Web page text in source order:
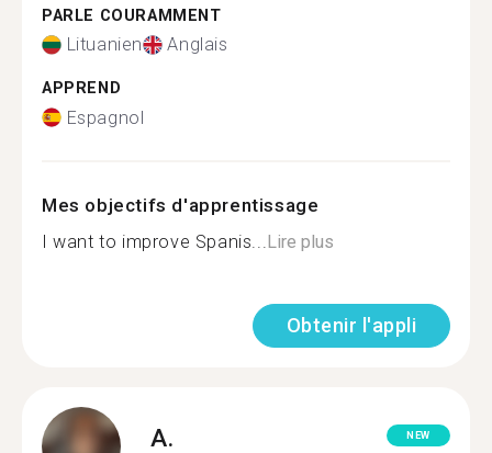
PARLE COURAMMENT
Lituanien Anglais
APPREND
Espagnol
Mes objectifs d'apprentissage
I want to improve Spanis... Lire plus
Obtenir l'appli
A. NEW